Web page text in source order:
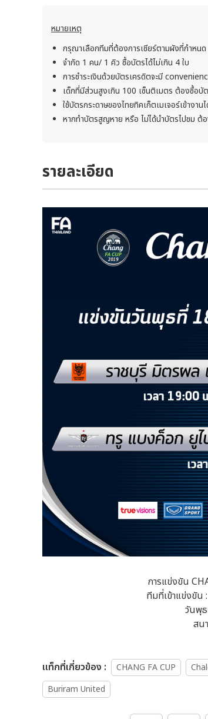
หมายเหตุ
กรุณาเลือกทีมที่ต้องการเชียร์ตามผังที่กำหนด
จำกัด 1 คน/ 1 คิว ซื้อบัตรได้ไม่เกิน 4 ใบ
การชำระเงินด้วยบัตรเครดิตจะมี
เด็กที่มีส่วนสูงเกิน 100 เซ็นติเมตร ต้องซื้อบัต
ใช้บัตรกระดาษของไทยทิคเก็ตเมเจอร์เข้างาน
หากทำบัตรสูญหาย หรือ ไม่ได้นำบัตรไปชม
รายละเอียด
การแข่งขัน
ทีมที่เข้าแข่งขั
วันพุ
สน
เเท็กที่เกี่ยวข้อง : CHANG FA CUP
Buriram United